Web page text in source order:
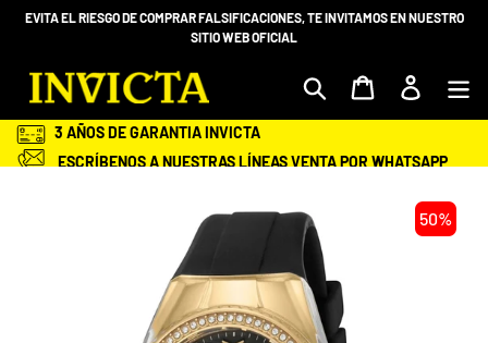
contenido
EVITA EL RIESGO DE COMPRAR FALSIFICACIONES, TE INVITAMOS EN NUESTRO
SITIO WEB OFICIAL
Mi bolsa Ingresar
3 AÑOS DE GARANTIA INVICTA
ESCRÍBENOS A NUESTRAS LÍNEAS VENTA POR WHATSAPP
ENVÍOS GRATIS Y ASEGURADOS A TODA VENEZUELA
SEGURIDAD EN TU COMPRA
ENTREGA EN TU DOMICILIO
50%